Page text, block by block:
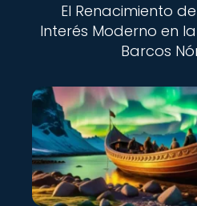
El Renacimiento
Interés Moderno en
Barcos